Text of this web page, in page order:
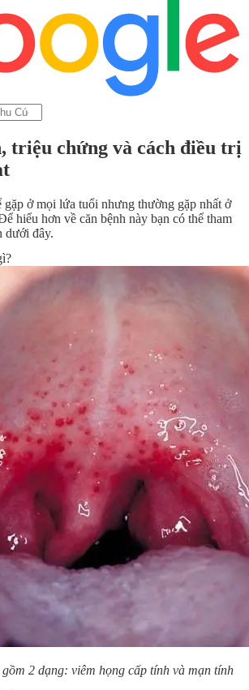
triệu chứng và cách điều trị
gặp ở mọi lứa tuổi nhưng thường gặp nhất ở
hiểu hơn về căn bệnh này bạn có thể tham
dưới đây.
2 dạng: viêm họng cấp tính và mạn tính